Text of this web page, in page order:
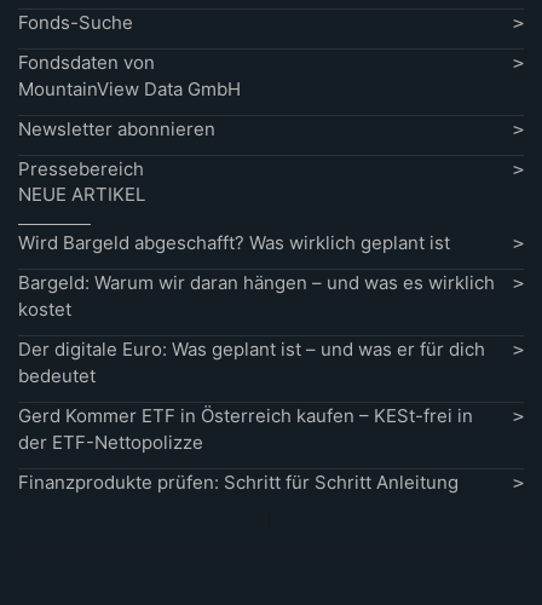
Fonds-Suche
Fondsdaten von
MountainView Data GmbH
Newsletter abonnieren
Pressebereich
NEUE ARTIKEL
Wird Bargeld abgeschafft? Was wirklich geplant ist
Bargeld: Warum wir daran hängen – und was es wirklich
kostet
Der digitale Euro: Was geplant ist – und was er für dich
bedeutet
Gerd Kommer ETF in Österreich kaufen – KESt-frei in
der ETF-Nettopolizze
Finanzprodukte prüfen: Schritt für Schritt Anleitung